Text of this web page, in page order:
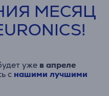
МЕСЯЦ
уже в апреле
с нашими лучшими